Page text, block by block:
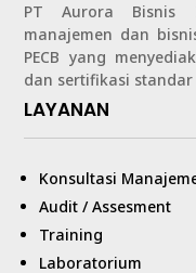
PT Aurora Bisnis
manajemen dan
PECB yang
dan sertifikasi
LAYANAN
Konsultasi
Audit / Assesment
Training
Laboratorium